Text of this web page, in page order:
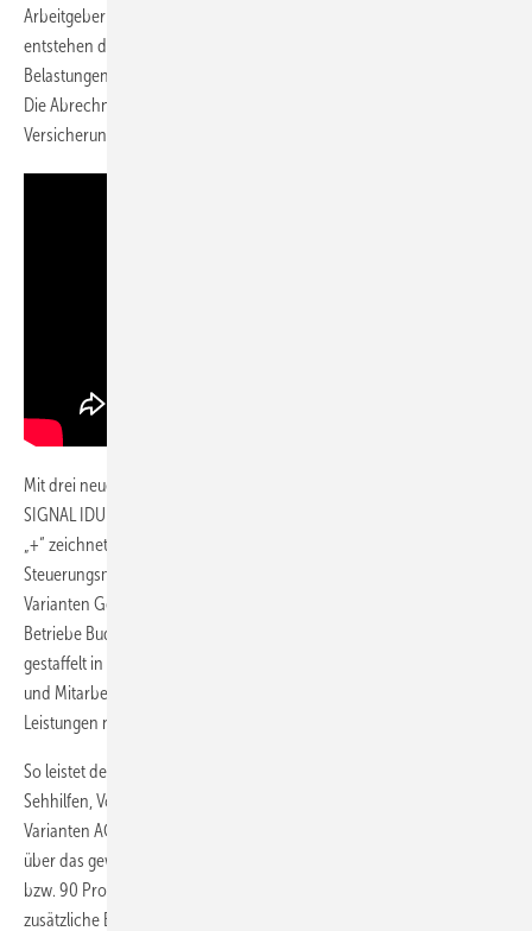
Arbeitgeberportal von SIGNAL IDUNA verwalten. Darüber hinaus
entstehen den Betrieben weder höherer Aufwand noch zusätzliche
Belastungen, wenn die Versicherten ihre bKV in Anspruch nehmen:
Die Abrechnung erfolgt direkt und datensicher zwischen dem
Versicherungsunternehmen und den Beschäftigten.
Mit drei neuen Budget-Varianten und optimierten Bausteintarifen hat
SIGNAL IDUNA ihr bKV-Angebot weiter abgerundet. Die Produktlinie
„+“ zeichnet sich durch optimierte Tarifbausteine und erweiterte
Steuerungsmöglichkeiten für Unternehmen aus: Bei den Budget-
Varianten GesundAKTIV+, GesundAGIL+ und GesundVITAL+ können
Betriebe Budgethöhen zwischen 300 und 1.500 Euro festlegen –
gestaffelt in 300 Euro-Schritten. Die versicherten Mitarbeiterinnen
und Mitarbeiter können dieses Budget frei für die versicherten
Leistungen nutzen.
So leistet der Grundbaustein GesundAKTIV+ unter anderem für
Sehhilfen, Vorsorgeuntersuchungen und beim Zahnarzt. Mit den
Varianten AGIL+ und VITAL+ lassen sich die Leistungen für Zahnersatz
über das gewählte Budget hinaus aufstocken – und zwar bis auf 70
bzw. 90 Prozent. Ergänzt werden können die Budget-Varianten durch
zusätzliche Bausteine zum Beispiel für eine bessere Versorgung im